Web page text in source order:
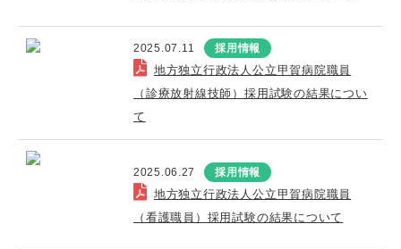
2025.07.11 採用情報
地方独立行政法人公立甲賀病院職員
（診療放射線技師）採用試験の結果につい
て
2025.06.27 採用情報
地方独立行政法人公立甲賀病院職員
（看護職員）採用試験の結果について